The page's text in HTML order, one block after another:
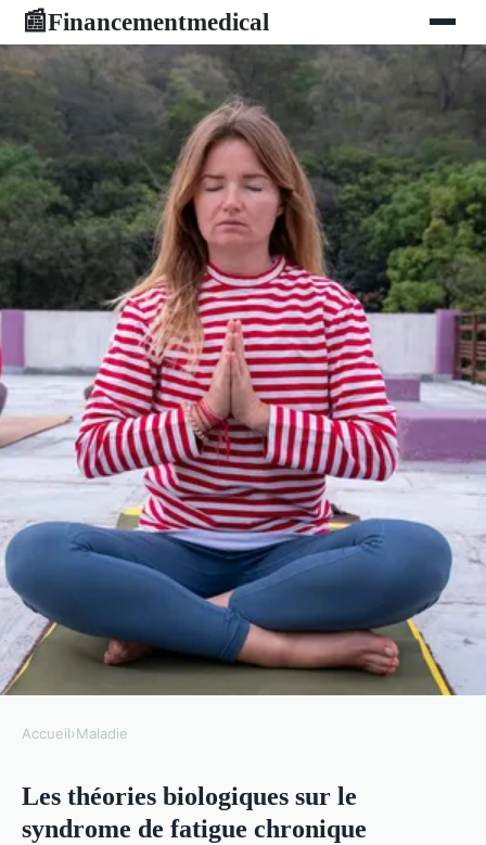
📰Financementmedical
Les différentes théories sur
l'origine du syndrome de fatigue
Accueil›Maladie
Les théories biologiques sur le
syndrome de fatigue chronique